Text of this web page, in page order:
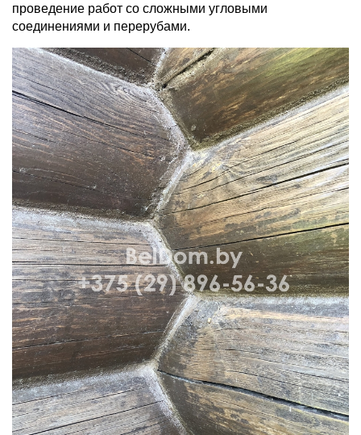
проведение работ со сложными угловыми
соединениями и перерубами.